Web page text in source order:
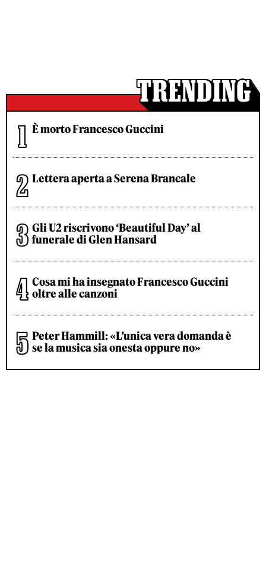
È morto Francesco Guccini
Lettera aperta a Serena Brancale
Gli U2 riscrivono ‘Beautiful Day’ al
funerale di Glen Hansard
Cosa mi ha insegnato Francesco Guccini
oltre alle canzoni
Peter Hammill: «L’unica vera domanda è
se la musica sia onesta oppure no»